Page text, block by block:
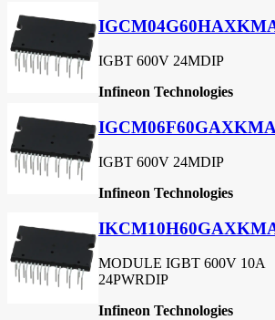
IGBT 600V 24MDIP
Infineon Technologies
IGBT 600V 24MDIP
Infineon Technologies
MODULE IGBT 600V 10A
24PWRDIP
Infineon Technologies